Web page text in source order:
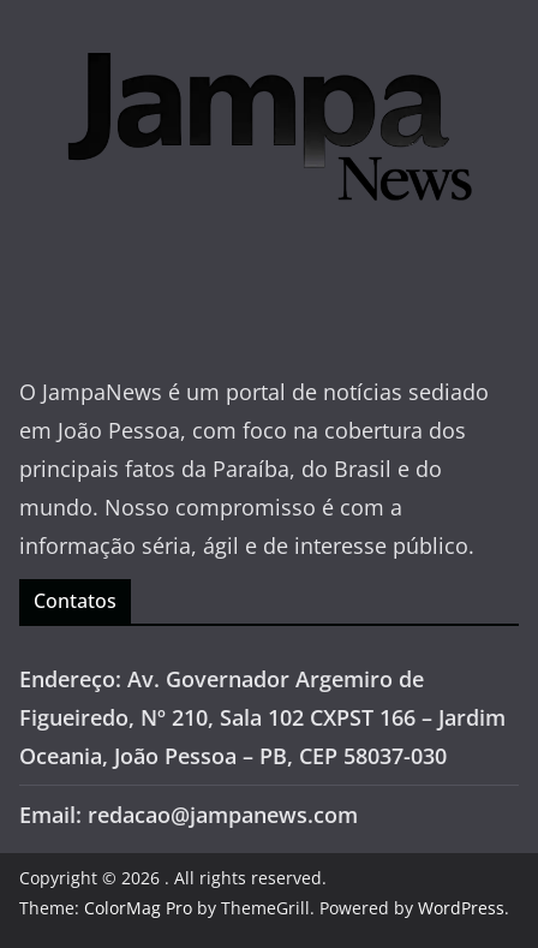
O JampaNews é um portal de notícias sediado
em João Pessoa, com foco na cobertura dos
principais fatos da Paraíba, do Brasil e do
mundo. Nosso compromisso é com a
informação séria, ágil e de interesse público.
Contatos
Endereço: Av. Governador Argemiro de
Figueiredo, Nº 210, Sala 102 CXPST 166 – Jardim
Oceania, João Pessoa – PB, CEP 58037-030
Email: redacao@jampanews.com
Copyright © 2026 . All rights reserved.
Theme: ColorMag Pro by ThemeGrill. Powered by WordPress.